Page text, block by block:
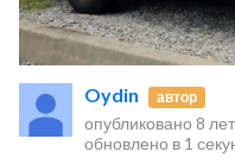
Oydin автор
опубликовано 8
обновлено в 1